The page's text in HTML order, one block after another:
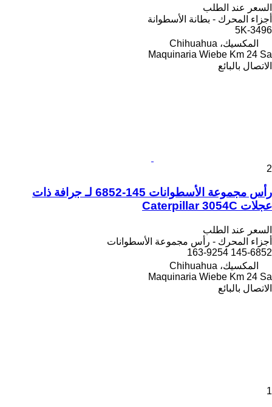
السعر عند الطلب
أجزاء المحرك - بطانة الأسطوانة
5K-3496
المكسيك، Chihuahua
Maquinaria Wiebe Km 24 Sa
الاتصال بالبائع
2
رأس مجموعة الأسطوانات 145-6852 لـ جرافة ذات
عجلات Caterpillar 3054C
السعر عند الطلب
أجزاء المحرك - رأس مجموعة الأسطوانات
145-6852 163-9254
المكسيك، Chihuahua
Maquinaria Wiebe Km 24 Sa
الاتصال بالبائع
1